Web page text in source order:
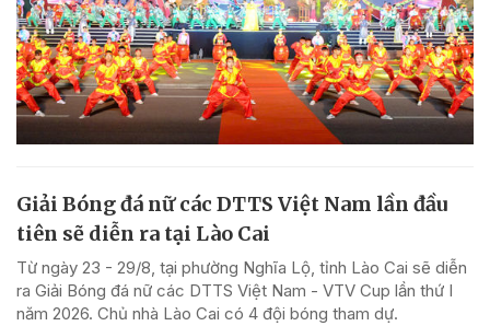
Giải Bóng đá nữ các DTTS Việt Nam lần đầu
tiên sẽ diễn ra tại Lào Cai
Từ ngày 23 - 29/8, tại phường Nghĩa Lộ, tỉnh Lào Cai sẽ diễn
ra Giải Bóng đá nữ các DTTS Việt Nam - VTV Cup lần thứ I
năm 2026. Chủ nhà Lào Cai có 4 đội bóng tham dự.